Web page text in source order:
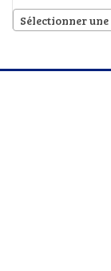
Sélectionner